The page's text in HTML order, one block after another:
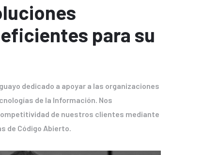
para su
dedicado a apoyar a las organizaciones
de la Información. Nos
de nuestros clientes mediante
de Código Abierto.